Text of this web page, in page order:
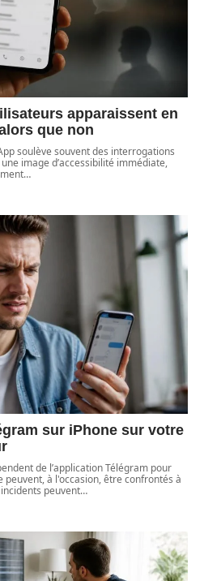
apparaissent en
que non
soulève souvent des interrogations
image d’accessibilité immédiate,
…
sur iPhone sur votre
de l’application Télégram pour
à l'occasion, être confrontés à
peuvent…